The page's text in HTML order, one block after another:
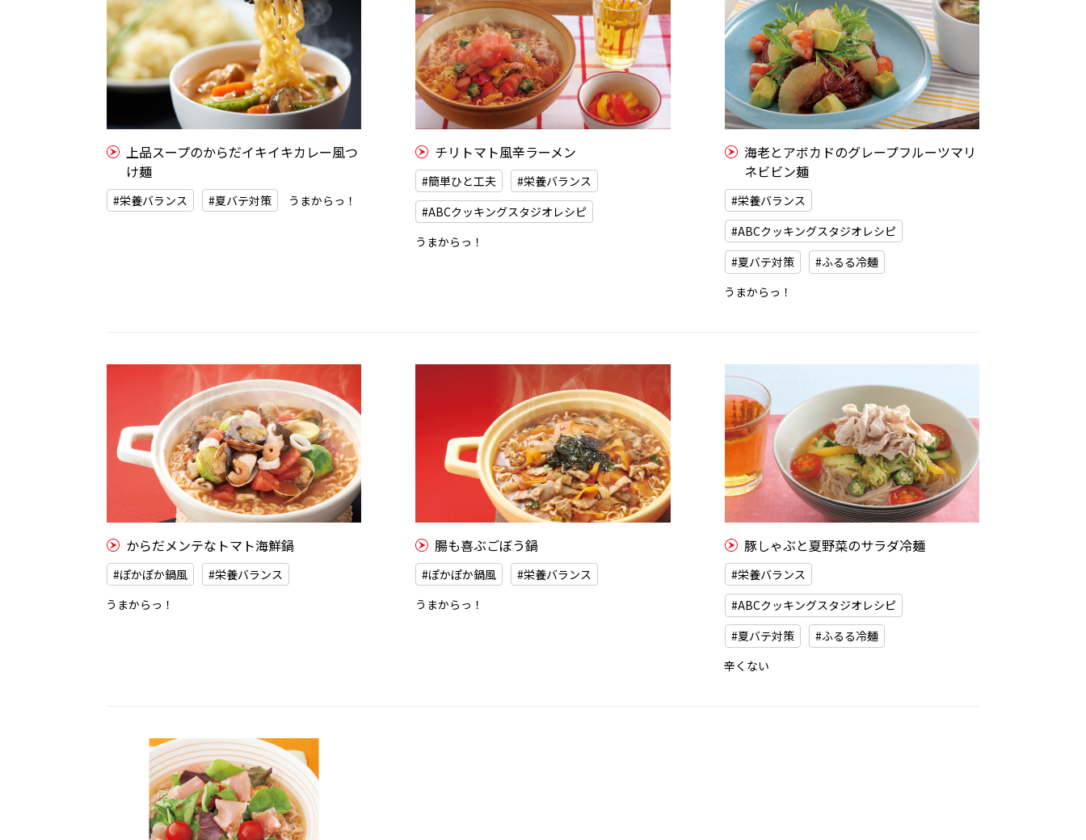
上品スープのからだイキイキカレー風つ
け麺
#栄養バランス #夏バテ対策 うまからっ！
チリトマト風辛ラーメン
#簡単ひと工夫
#栄養バランス
#ABCクッキングスタジオレシピ
うまからっ！
海老とアボカドのグレープフルーツマリ
ネビビン麺
#栄養バランス
#ABCクッキングスタジオレシピ
#夏バテ対策
#ふるる冷麺
うまからっ！
からだメンテなトマト海鮮鍋
#ぽかぽか鍋風
#栄養バランス
うまからっ！
腸も喜ぶごぼう鍋
#ぽかぽか鍋風
#栄養バランス
うまからっ！
豚しゃぶと夏野菜のサラダ冷麺
#栄養バランス
#ABCクッキングスタジオレシピ
#夏バテ対策
#ふるる冷麺
辛くない